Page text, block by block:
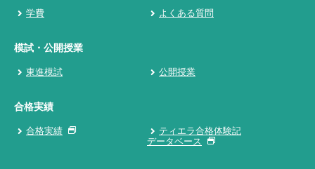
学費
よくある質問
模試・公開授業
東進模試 公開授業
合格実績
合格実績
ティエラ合格体験記
データベース